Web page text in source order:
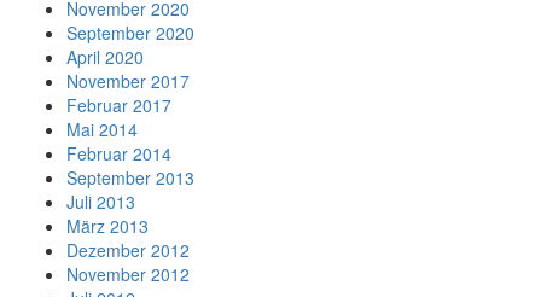
November 2020
September 2020
April 2020
November 2017
Februar 2017
Mai 2014
Februar 2014
September 2013
Juli 2013
März 2013
Dezember 2012
November 2012